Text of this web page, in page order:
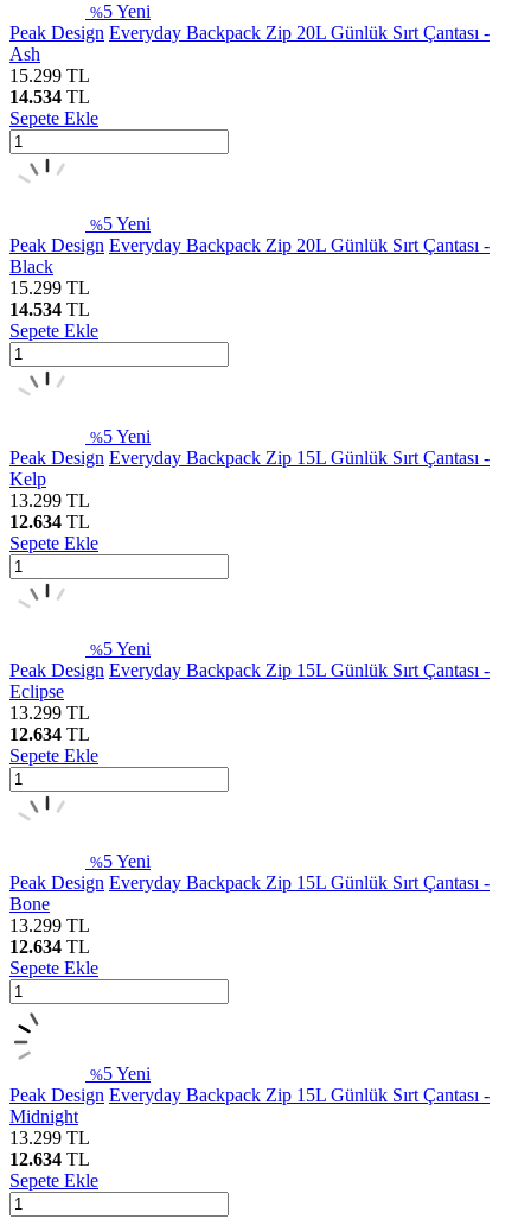
%5Yeni
Peak Design Everyday Backpack Zip 20L Günlük Sırt Çantası -
Ash
15.299 TL
14.534 TL
Sepete Ekle
%5Yeni
Peak Design Everyday Backpack Zip 20L Günlük Sırt Çantası -
Black
15.299 TL
14.534 TL
Sepete Ekle
%5Yeni
Peak Design Everyday Backpack Zip 15L Günlük Sırt Çantası -
Kelp
13.299 TL
12.634 TL
Sepete Ekle
%5Yeni
Peak Design Everyday Backpack Zip 15L Günlük Sırt Çantası -
Eclipse
13.299 TL
12.634 TL
Sepete Ekle
%5Yeni
Peak Design Everyday Backpack Zip 15L Günlük Sırt Çantası -
Bone
13.299 TL
12.634 TL
Sepete Ekle
%5Yeni
Peak Design Everyday Backpack Zip 15L Günlük Sırt Çantası -
Midnight
13.299 TL
12.634 TL
Sepete Ekle